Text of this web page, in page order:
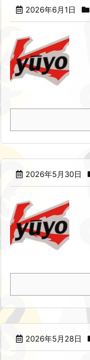
2026年6月1日
2026年5月30日
2026年5月28日